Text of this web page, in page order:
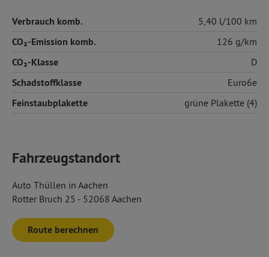
Verbrauch komb. 5,40 l/100 km
CO₂-Emission komb. 126 g/km
CO₂-Klasse D
Schadstoffklasse Euro6e
Feinstaubplakette grüne Plakette (4)
Fahrzeugstandort
Auto Thüllen in Aachen
Rotter Bruch 25 - 52068 Aachen
Route berechnen